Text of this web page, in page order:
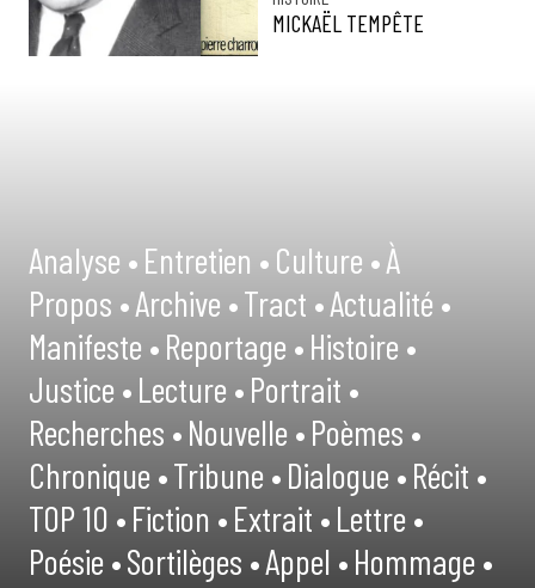
MICKAËL TEMPÊTE
Analyse •Entretien •Culture •À
Propos •Archive •Tract •Actualité •
Manifeste •Reportage •Histoire •
Justice •Lecture •Portrait •
Recherches •Nouvelle •Poèmes •
Chronique •Tribune •Dialogue •Récit •
TOP 10 •Fiction •Extrait •Lettre •
Poésie •Sortilèges •Appel •Hommage •